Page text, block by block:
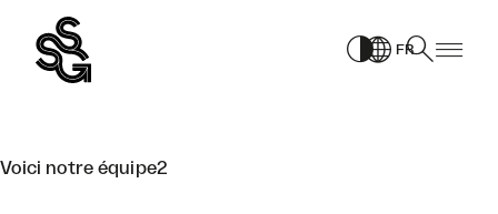
contenu
FR
Voici notre équipe2